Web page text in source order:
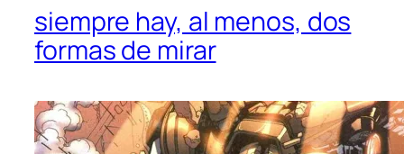
siempre hay, al menos, dos
formas de mirar